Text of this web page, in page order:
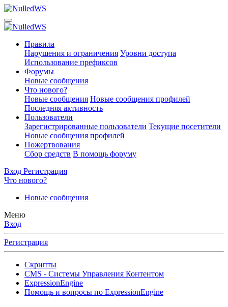
Правила
Нарушения и ограничения Уровни доступа
Использование префиксов
Форумы
Новые сообщения
Что нового?
Новые сообщения Новые сообщения профилей
Последняя активность
Пользователи
Зарегистрированные пользователи Текущие посетители
Новые сообщения профилей
Пожертвования
Сбор средств В помощь форуму
Вход Регистрация
Что нового?
Новые сообщения
Меню
Вход
Регистрация
Скрипты
CMS - Системы Управления Контентом
ExpressionEngine
Помощь и вопросы по ExpressionEngine